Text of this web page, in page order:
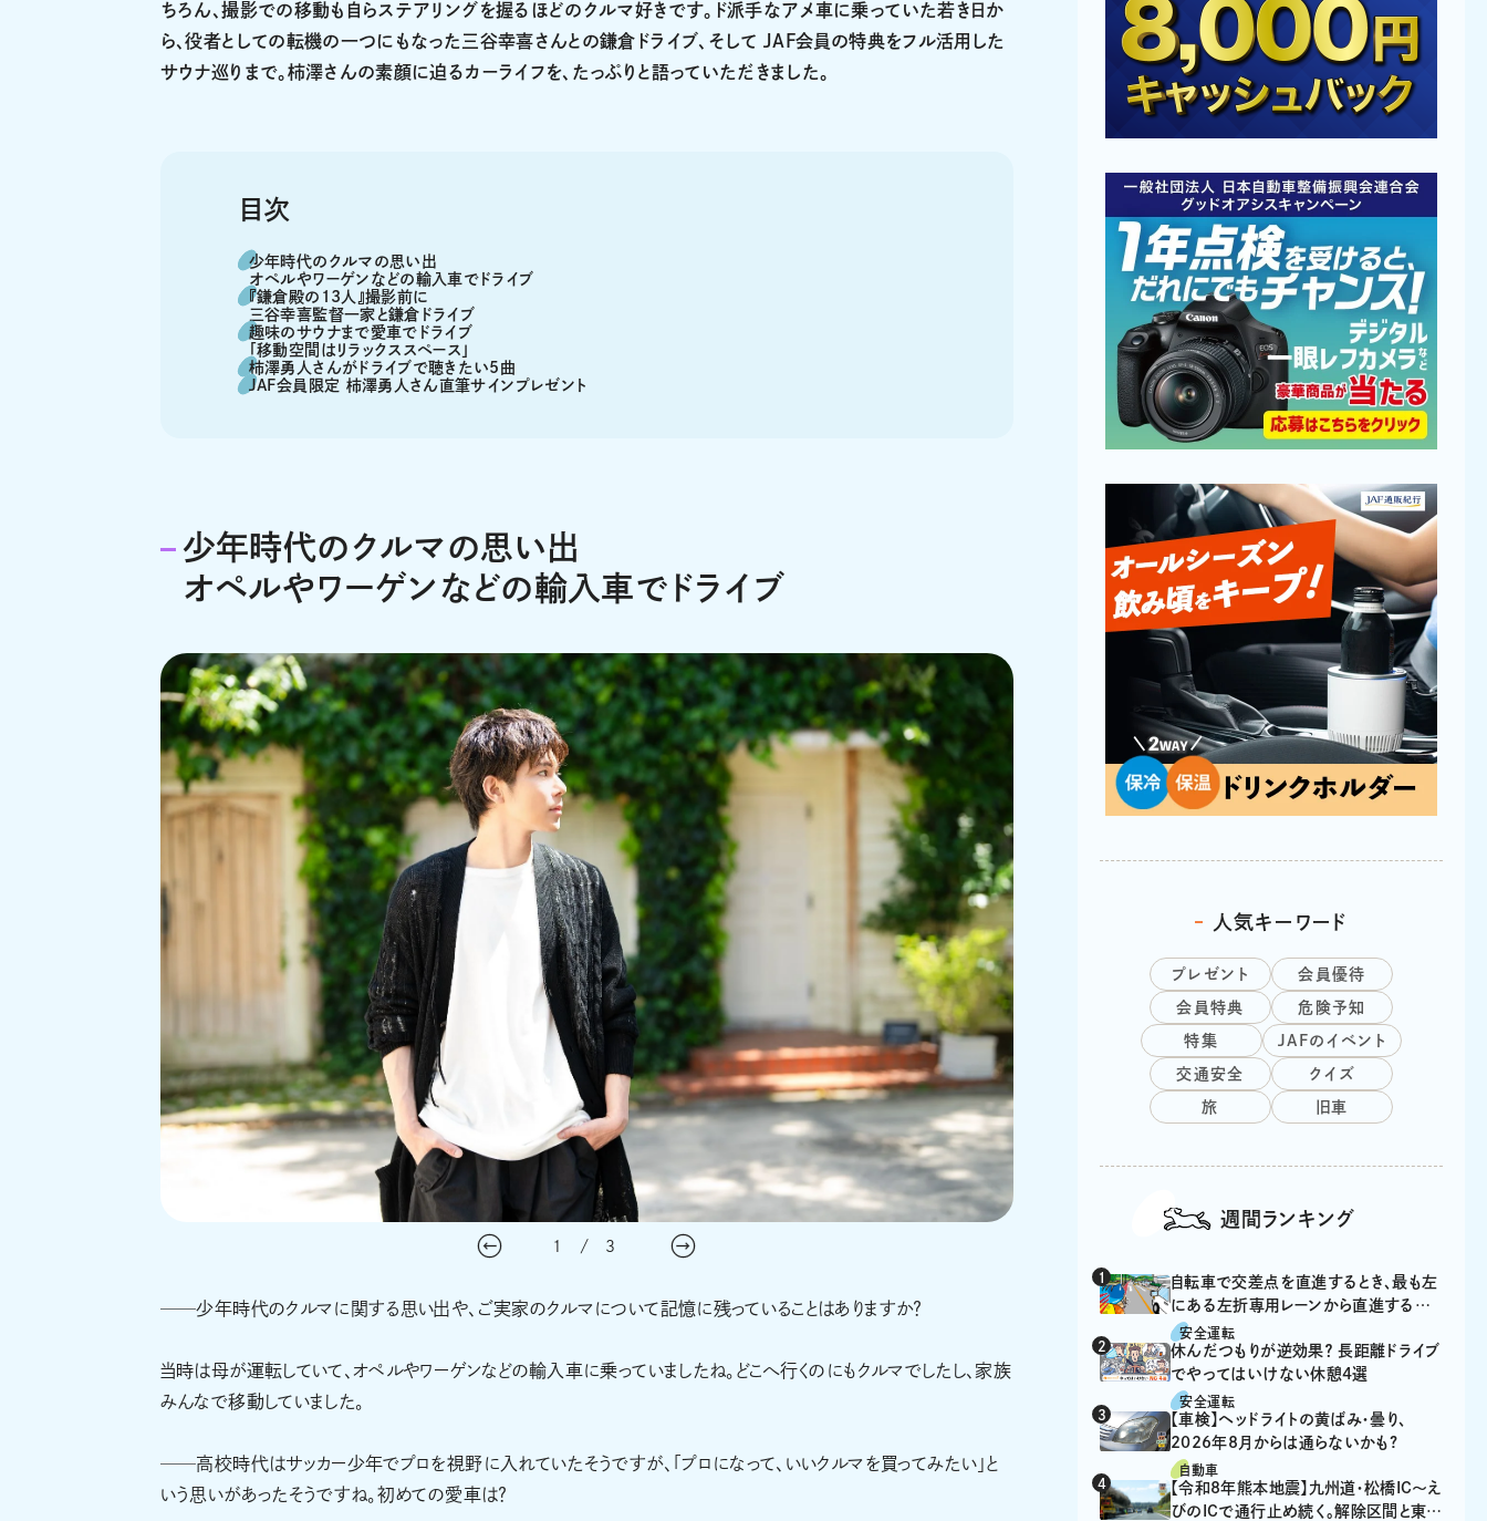
ちろん、撮影での移動も自らステアリングを握るほどのクルマ好きです。ド派手なアメ車に乗っていた若き日か
ら、役者としての転機の一つにもなった三谷幸喜さんとの鎌倉ドライブ、そして JAF会員の特典をフル活用した
サウナ巡りまで。柿澤さんの素顔に迫るカーライフを、たっぷりと語っていただきました。
目次
少年時代のクルマの思い出
オペルやワーゲンなどの輸入車でドライブ
『鎌倉殿の13人』撮影前に
三谷幸喜監督一家と鎌倉ドライブ
趣味のサウナまで愛車でドライブ
「移動空間はリラックススペース」
柿澤勇人さんがドライブで聴きたい5曲
JAF会員限定 柿澤勇人さん直筆サインプレゼント
少年時代のクルマの思い出
オペルやワーゲンなどの輸入車でドライブ
1 / 3
──少年時代のクルマに関する思い出や、ご実家のクルマについて記憶に残っていることはありますか？
当時は母が運転していて、オペルやワーゲンなどの輸入車に乗っていましたね。どこへ行くのにもクルマでしたし、家族
みんなで移動していました。
──高校時代はサッカー少年でプロを視野に入れていたそうですが、「プロになって、いいクルマを買ってみたい」と
いう思いがあったそうですね。初めての愛車は？
人気キーワード
プレゼント 会員優待
会員特典 危険予知
特集 JAFのイベント
交通安全 クイズ
旅 旧車
週間ランキング
自転車で交差点を直進するとき、最も左
にある左折専用レーンから直進するの
は、違反？
安全運転
休んだつもりが逆効果？ 長距離ドライブ
でやってはいけない休憩4選
安全運転
【車検】ヘッドライトの黄ばみ・曇り、
2026年8月からは通らないかも?
自動車
【令和8年熊本地震】九州道・松橋IC～え
びのICで通行止め続く。解除区間と東九